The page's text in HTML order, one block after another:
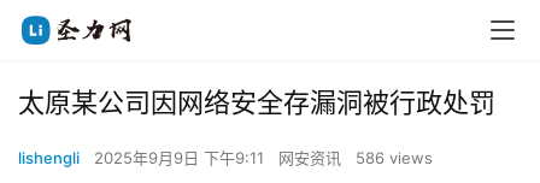
太原某公司因网络安全存漏洞被行政处罚
lishengli 2025年9月9日 下午9:11 网安资讯 586 views